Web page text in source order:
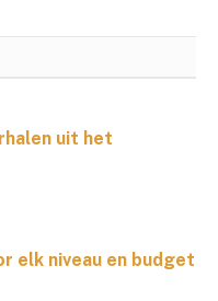
uit het
elk niveau en budget